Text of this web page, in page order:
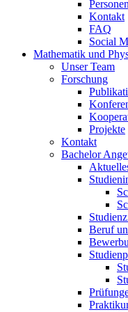
Kontakt
FAQ
Social
Mathematik und
Unser Team
Forschung
Projekte
Kontakt
Bachelor
Beruf